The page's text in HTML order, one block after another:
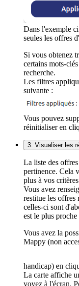
Dans l'exemple
seules les offres
Si vous obtenez
certains mots-
recherche.
Les filtres
suivante :
Vous pouvez
réinitialiser en
3. Visualiser les
La liste des
pertinence. Cela
plus à vos critères
Vous avez
restitue les offres
celles-ci sont
est le plus
Vous avez la
Mappy (non
handicap) en
La carte affiche
voyez à l'écran.